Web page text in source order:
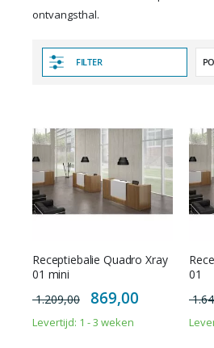
ontvangsthal.
FILTER
Receptiebalie Quadro Xray
01 mini
1.209,00
Special
Price
869,00
Levertijd: 1 - 3 weken
01